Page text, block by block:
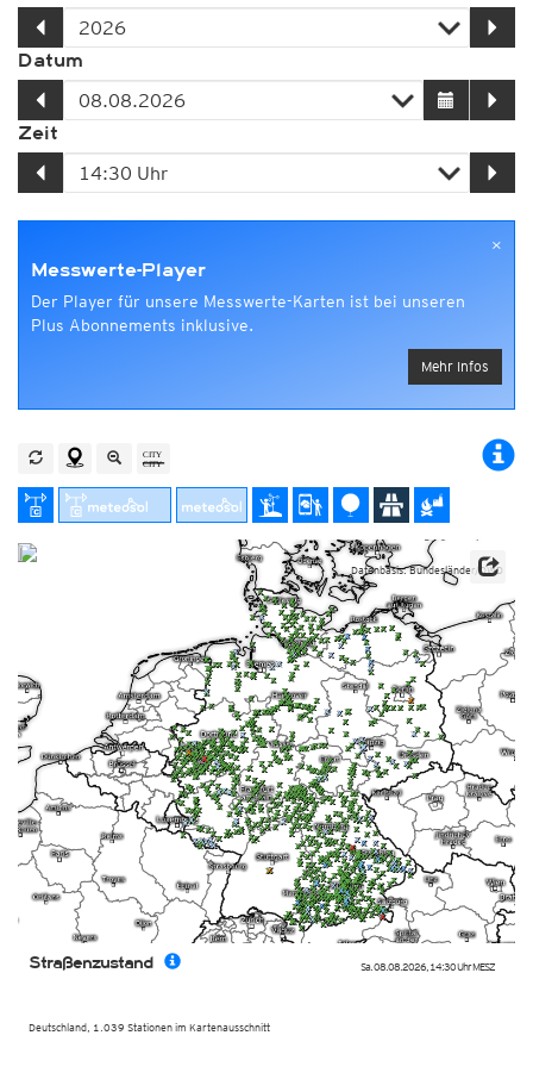
Datum
Zeit
×
Messwerte-Player
Der Player für unsere Messwerte-Karten ist bei unseren
Plus Abonnements inklusive.
Mehr Infos
Sa. 08.08.2026, 14:30 UhrMESZ
Deutschland, 1.039 Stationen im Kartenausschnitt
Straßenzustand
Datenbasis: Bundesländer/DWD